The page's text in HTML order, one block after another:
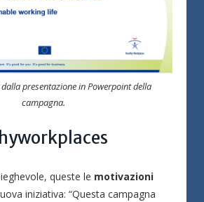
presentazione in Powerpoint della
campagna.
queste le motivazioni
iniziativa: “Questa campagna